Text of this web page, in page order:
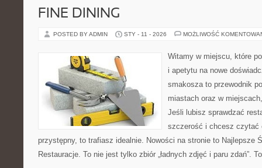
FINE DINING
POSTED BY ADMIN STY - 11 - 2026 MOŻLIWOŚĆ
Witamy w miejscu, które
i apetytu na nowe
smakosza to przewodnik
miastach oraz w
Jeśli lubisz sprawdzać
szczerość i chcesz czytać
przystępny, to trafiasz idealnie. Nowości na stronie to Najlepsze
Restauracje. To nie jest tylko zbiór „ładnych zdjęć i paru zdań”.